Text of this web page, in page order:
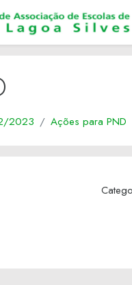
2023 Ações para PND
DISCIPLINAS